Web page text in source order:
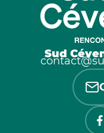
Sud